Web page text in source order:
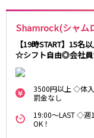
Shamrock(シャム
【19時START】15
☆シフト自由◎会社員
3500円以上 ◇体
罰金なし
19:00～LAST ◇週
OK！
埼玉県
大宮
南越谷
川越
浦和・北浦和
蕨
東中野駅
国立駅
西国分寺駅
四ツ谷駅
新橋駅
上野駅